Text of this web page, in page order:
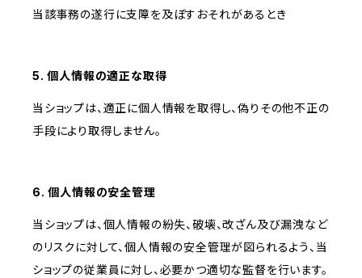
当該事務の遂行に支障を及ぼすおそれがあるとき
5. 個人情報の適正な取得
当ショップは、適正に個人情報を取得し、偽りその他不正の
手段により取得しません。
6. 個人情報の安全管理
当ショップは、個人情報の紛失、破壊、改ざん及び漏洩など
のリスクに対して、個人情報の安全管理が図られるよう、当
ショップの従業員に対し、必要かつ適切な監督を行います。